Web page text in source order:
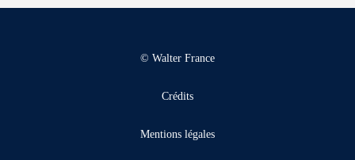
© Walter France
Crédits
Mentions légales